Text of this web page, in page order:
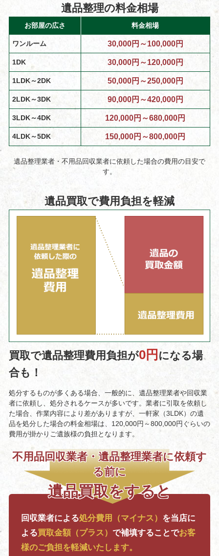
遺品整理の料金相場
お部屋の広さ 料金相場
ワンルーム 30,000円～100,000円
1DK 30,000円～120,000円
1LDK～2DK 50,000円～250,000円
2LDK～3DK 90,000円～420,000円
3LDK～4DK 120,000円～680,000円
4LDK～5DK 150,000円～800,000円
遺品整理業者・不用品回収業者に依頼した場合の費用の目安で
す。
遺品買取で費用負担を軽減
買取で遺品整理費用負担が0円 になる場
合も！
処分するものが多くある場合、一般的に、遺品整理業者や回収業
者に依頼し、処分されるケースが多いです。業者に引取を依頼し
た場合、作業内容により差がありますが、一軒家（3LDK）の遺
品を処分した場合の料金相場は、120,000円～800,000円ぐらいの
費用が掛かりご遺族様の負担となります。
不用品回収業者・遺品整理業者に依頼す
る前に
遺品買取をすると
回収業者による処分費用（マイナス） を当店に
よる買取金額（プラス） で補填することでお客
様のご負担を軽減いたします。